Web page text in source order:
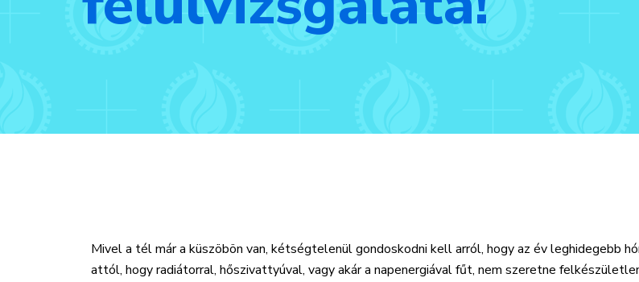
Mivel a tél már a küszöbön van, kétségtelenül gondoskodni kell arról, hogy az év leghidegebb
attól, hogy radiátorral, hőszivattyúval, vagy akár a napenergiával fűt, nem szeretne